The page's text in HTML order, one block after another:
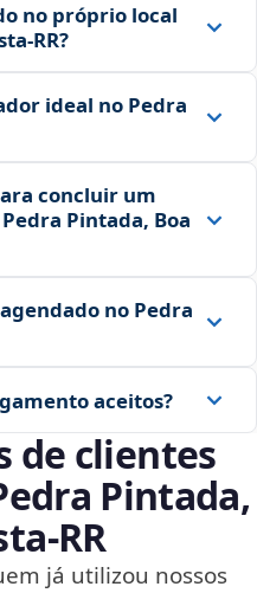
no próprio local
ideal no Pedra
concluir um
Pintada, Boa
no Pedra
aceitos?
de clientes
Pintada,
já utilizou nossos